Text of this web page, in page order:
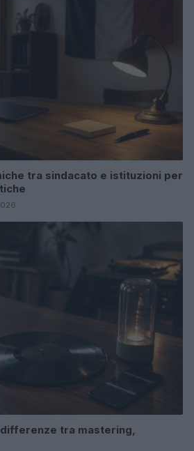
tra sindacato e istituzioni per
tra mastering,